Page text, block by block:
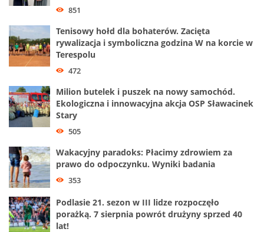
851
Tenisowy hołd dla bohaterów. Zacięta
rywalizacja i symboliczna godzina W na korcie w
Terespolu
472
Milion butelek i puszek na nowy samochód.
Ekologiczna i innowacyjna akcja OSP Sławacinek
Stary
505
Wakacyjny paradoks: Płacimy zdrowiem za
prawo do odpoczynku. Wyniki badania
353
Podlasie 21. sezon w III lidze rozpoczęło
porażką. 7 sierpnia powrót drużyny sprzed 40
lat!